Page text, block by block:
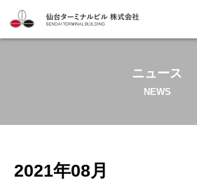
ニュース
NEWS
2021年08月